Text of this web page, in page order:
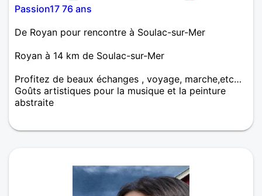
Passion17 76 ans
De Royan pour rencontre à Soulac-sur-Mer
Royan à 14 km de Soulac-sur-Mer
Profitez de beaux échanges , voyage, marche,etc…
Goûts artistiques pour la musique et la peinture
abstraite